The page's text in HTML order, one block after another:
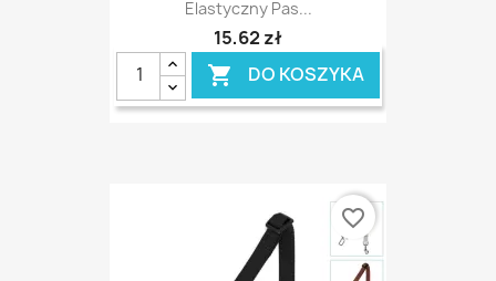
Elastyczny Pas...
15,62 zł
 DO KOSZYKA
favorite_border